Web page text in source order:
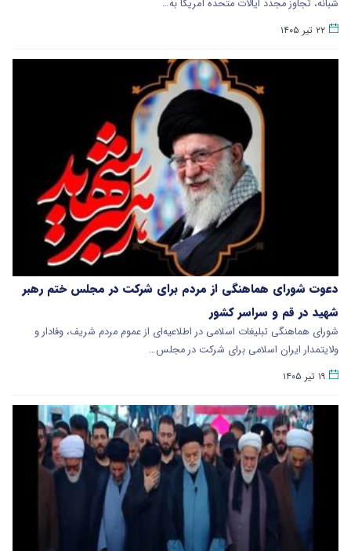
شبانه، تجاوز مجدد ایالات متحده آمریکا به…
۲۲ تیر ۱۴۰۵
دعوت شورای هماهنگی از مردم برای شرکت در مجلس ختم رهبر
شهید در قم و سراسر کشور
شورای هماهنگی تبلیغات اسلامی در اطلاعیه‌ای از عموم مردم شریف، وفادار و
ولایتمدار ایران اسلامی برای شرکت در مجلس…
۱۹ تیر ۱۴۰۵